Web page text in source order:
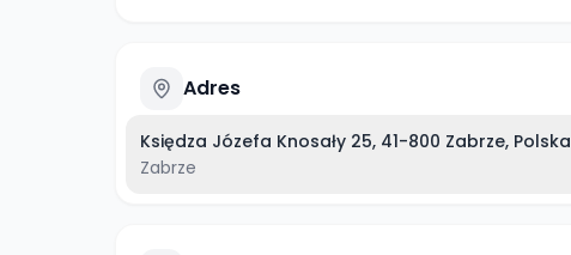
Adres
Księdza Józefa Knosały 25, 41-800 Zabrze, Polska
Zabrze